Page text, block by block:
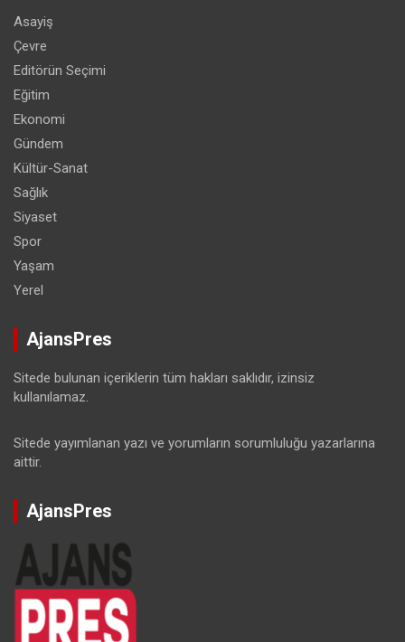
Asayiş
Çevre
Editörün Seçimi
Eğitim
Ekonomi
Gündem
Kültür-Sanat
Sağlık
Siyaset
Spor
Yaşam
Yerel
AjansPres
Sitede bulunan içeriklerin tüm hakları saklıdır, izinsiz
kullanılamaz.
Sitede yayımlanan yazı ve yorumların sorumluluğu yazarlarına
aittir.
AjansPres